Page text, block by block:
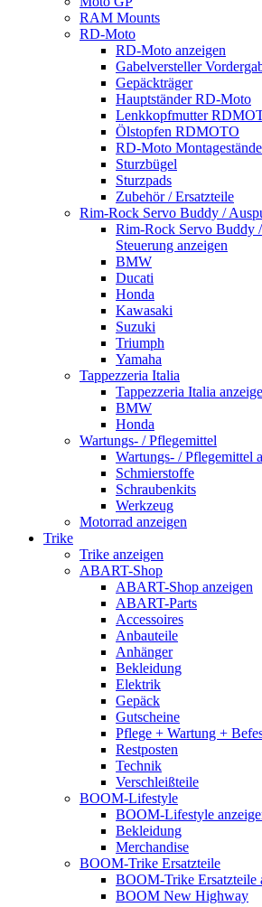
RAM Mounts
RD-Moto
RD-Moto anzeigen
Gabelversteller
Gepäckträger
Hauptständer RD-Moto
Lenkkopfmutter
Ölstopfen RDMOTO
RD-Moto
Sturzbügel
Sturzpads
Zubehör / Ersatzteile
Rim-Rock Servo Buddy /
Rim-Rock Servo Buddy
Steuerung anzeigen
BMW
Ducati
Honda
Kawasaki
Suzuki
Triumph
Yamaha
Tappezzeria Italia
Tappezzeria Italia
BMW
Honda
Wartungs- / Pflegemittel
Wartungs- / Pflegemittel
Schmierstoffe
Schraubenkits
Werkzeug
Motorrad anzeigen
Trike
Trike anzeigen
ABART-Shop
ABART-Shop anzeigen
ABART-Parts
Accessoires
Anbauteile
Anhänger
Bekleidung
Elektrik
Gepäck
Gutscheine
Pflege + Wartung +
Restposten
Technik
Verschleißteile
BOOM-Lifestyle
BOOM-Lifestyle
Bekleidung
Merchandise
BOOM-Trike Ersatzteile
BOOM-Trike Ersatzteile
BOOM New Highway